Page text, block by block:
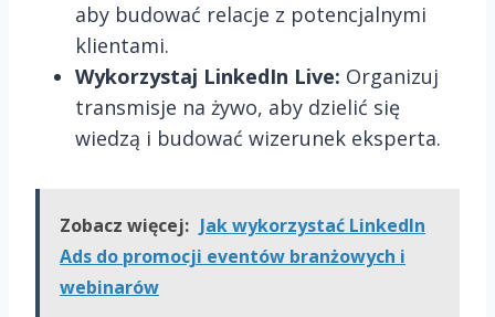
aby budować relacje z potencjalnymi
klientami.
Wykorzystaj LinkedIn Live: Organizuj
transmisje na żywo, aby dzielić się
wiedzą i budować wizerunek eksperta.
Zobacz więcej: Jak wykorzystać LinkedIn
Ads do promocji eventów branżowych i
webinarów